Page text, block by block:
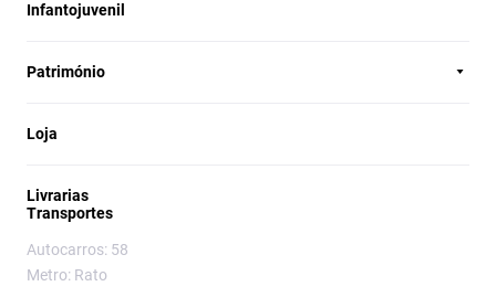
Infantojuvenil
Património
Loja
Livrarias
Transportes
Autocarros: 58
Metro: Rato